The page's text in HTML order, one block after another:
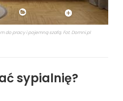
do pracy i pojemną szafą. Fot. Domni.pl
sypialnię?